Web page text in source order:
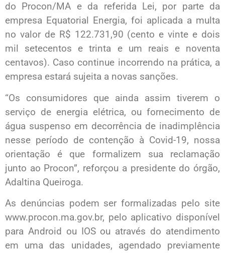
do Procon/MA e da referida Lei, por parte da
empresa Equatorial Energia, foi aplicada a multa
no valor de R$ 122.731,90 (cento e vinte e dois
mil setecentos e trinta e um reais e noventa
centavos). Caso continue incorrendo na prática, a
empresa estará sujeita a novas sanções.
“Os consumidores que ainda assim tiverem o
serviço de energia elétrica, ou fornecimento de
água suspenso em decorrência de inadimplência
nesse período de contenção à Covid-19, nossa
orientação é que formalizem sua reclamação
junto ao Procon”, reforçou a presidente do órgão,
Adaltina Queiroga.
As denúncias podem ser formalizadas pelo site
www.procon.ma.gov.br, pelo aplicativo disponível
para Android ou IOS ou através do atendimento
em uma das unidades, agendado previamente